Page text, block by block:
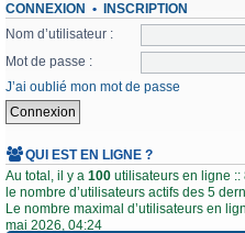
CONNEXION • INSCRIPTION
Nom d’utilisateur :
Mot de passe :
J’ai oublié mon mot de passe
QUI EST EN LIGNE ?
Au total, il y a 100 utilisateurs en ligne
le nombre d’utilisateurs actifs des 5
Le nombre maximal d’utilisateurs en
mai 2026, 04:24